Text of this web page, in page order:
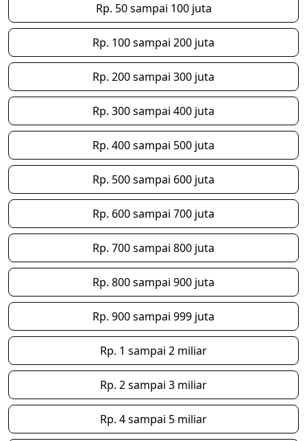
Rp. 50 sampai 100 juta
Rp. 100 sampai 200 juta
Rp. 200 sampai 300 juta
Rp. 300 sampai 400 juta
Rp. 400 sampai 500 juta
Rp. 500 sampai 600 juta
Rp. 600 sampai 700 juta
Rp. 700 sampai 800 juta
Rp. 800 sampai 900 juta
Rp. 900 sampai 999 juta
Rp. 1 sampai 2 miliar
Rp. 2 sampai 3 miliar
Rp. 4 sampai 5 miliar